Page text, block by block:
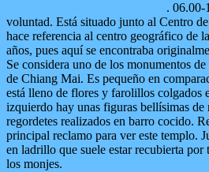
. 06.00-
voluntad. Está situado junto al Centro
hace referencia al centro geográfico de
años, pues aquí se encontraba
Se considera uno de los monumentos
de Chiang Mai. Es pequeño en
está lleno de flores y farolillos colgados
izquierdo hay unas figuras bellísimas de
regordetes realizados en barro cocido.
principal reclamo para ver este templo.
en ladrillo que suele estar recubierta
los monjes.